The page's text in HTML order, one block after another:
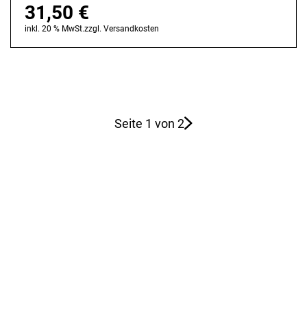
31,50 €
inkl. 20 % MwSt.zzgl. Versandkosten
Seite 1 von 2